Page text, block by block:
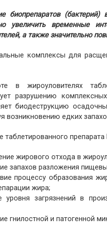
биопрепаратов
увеличить временные
а также значительно
комплексы для
в жироуловителях
разрушению
биодеструкцию
возникновению едких
таблетированного препарата
жирового отхода в
запахов разложения
процессу образования
жира;
уровня загрязнений в
гнилостной и патогенной